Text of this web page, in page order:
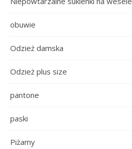
obuwie
Odzież damska
Odzież plus size
pantone
paski
Piżamy